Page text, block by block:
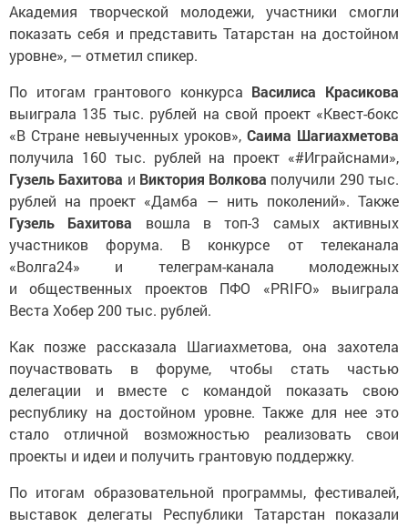
Академия творческой молодежи, участники смогли
показать себя и представить Татарстан на достойном
уровне», — отметил спикер.
По итогам грантового конкурса Василиса Красикова
выиграла 135 тыс. рублей на свой проект «Квест-бокс
«В Стране невыученных уроков», Саима Шагиахметова
получила 160 тыс. рублей на проект «#Играйснами»,
Гузель Бахитова и Виктория Волкова получили 290 тыс.
рублей на проект «Дамба — нить поколений». Также
Гузель Бахитова вошла в топ-3 самых активных
участников форума. В конкурсе от телеканала
«Волга24» и телеграм-канала молодежных
и общественных проектов ПФО «PRIFO» выиграла
Веста Хобер 200 тыс. рублей.
Как позже рассказала Шагиахметова, она захотела
поучаствовать в форуме, чтобы стать частью
делегации и вместе с командой показать свою
республику на достойном уровне. Также для нее это
стало отличной возможностью реализовать свои
проекты и идеи и получить грантовую поддержку.
По итогам образовательной программы, фестивалей,
выставок делегаты Республики Татарстан показали